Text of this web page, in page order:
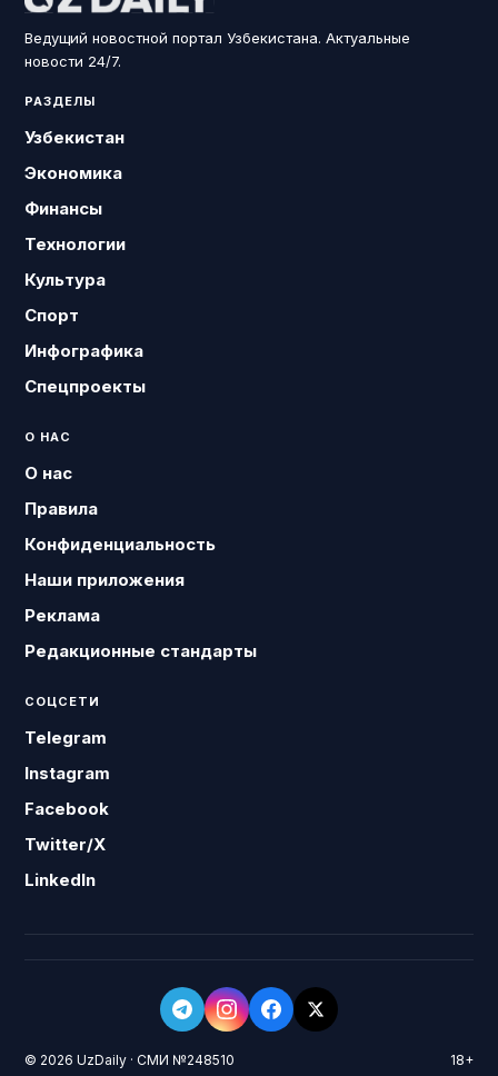
Ведущий новостной портал Узбекистана. Актуальные
новости 24/7.
РАЗДЕЛЫ
Узбекистан
Экономика
Финансы
Технологии
Культура
Спорт
Инфографика
Спецпроекты
О НАС
О нас
Правила
Конфиденциальность
Наши приложения
Реклама
Редакционные стандарты
СОЦСЕТИ
Telegram
Instagram
Facebook
Twitter/X
LinkedIn
© 2026 UzDaily · СМИ №248510 18+